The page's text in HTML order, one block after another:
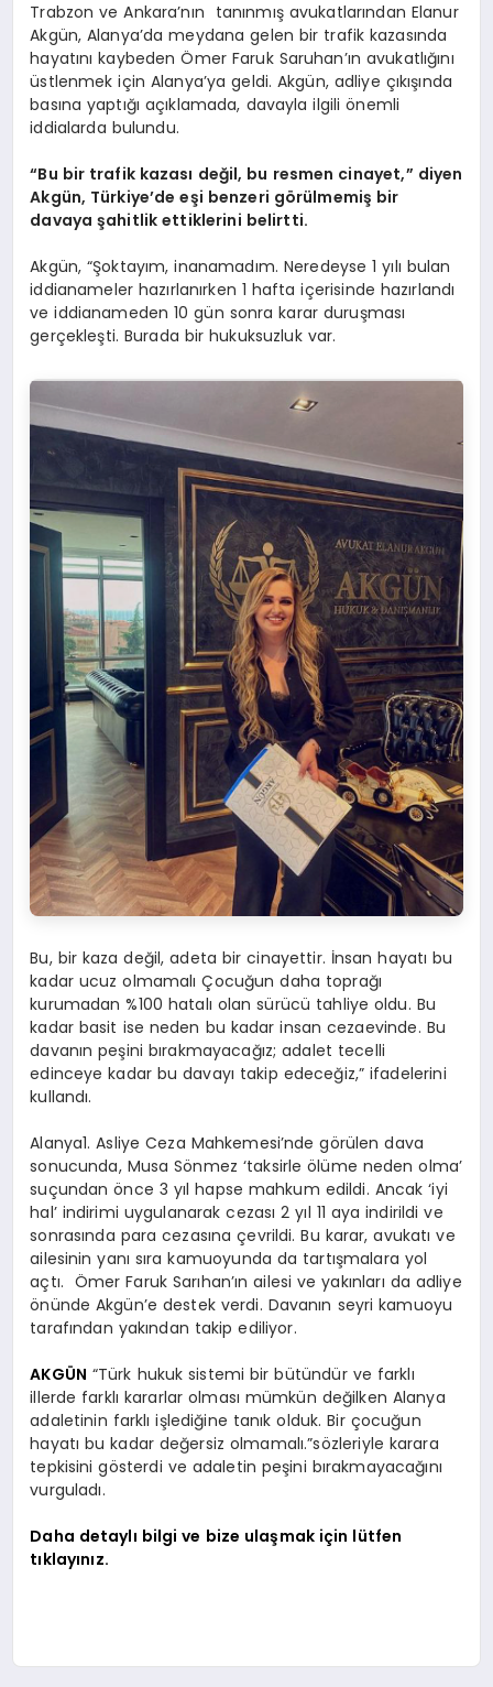
Trabzon ve Ankara’nın tanınmış avukatlarından Elanur
Akgün, Alanya’da meydana gelen bir trafik kazasında
hayatını kaybeden Ömer Faruk Saruhan’ın avukatlığını
üstlenmek için Alanya’ya geldi. Akgün, adliye çıkışında
basına yaptığı açıklamada, davayla ilgili önemli
iddialarda bulundu.
“Bu bir trafik kazası değil, bu resmen cinayet,” diyen
Akgün, Türkiye’de eşi benzeri görülmemiş bir
davaya şahitlik ettiklerini belirtti.
Akgün, “Şoktayım, inanamadım. Neredeyse 1 yılı bulan
iddianameler hazırlanırken 1 hafta içerisinde hazırlandı
ve iddianameden 10 gün sonra karar duruşması
gerçekleşti. Burada bir hukuksuzluk var.
Bu, bir kaza değil, adeta bir cinayettir. İnsan hayatı bu
kadar ucuz olmamalı Çocuğun daha toprağı
kurumadan %100 hatalı olan sürücü tahliye oldu. Bu
kadar basit ise neden bu kadar insan cezaevinde. Bu
davanın peşini bırakmayacağız; adalet tecelli
edinceye kadar bu davayı takip edeceğiz,” ifadelerini
kullandı.
Alanya1. Asliye Ceza Mahkemesi’nde görülen dava
sonucunda, Musa Sönmez ‘taksirle ölüme neden olma’
suçundan önce 3 yıl hapse mahkum edildi. Ancak ‘iyi
hal’ indirimi uygulanarak cezası 2 yıl 11 aya indirildi ve
sonrasında para cezasına çevrildi. Bu karar, avukatı ve
ailesinin yanı sıra kamuoyunda da tartışmalara yol
açtı. Ömer Faruk Sarıhan’ın ailesi ve yakınları da adliye
önünde Akgün’e destek verdi. Davanın seyri kamuoyu
tarafından yakından takip ediliyor.
AKGÜN “Türk hukuk sistemi bir bütündür ve farklı
illerde farklı kararlar olması mümkün değilken Alanya
adaletinin farklı işlediğine tanık olduk. Bir çocuğun
hayatı bu kadar değersiz olmamalı.”sözleriyle karara
tepkisini gösterdi ve adaletin peşini bırakmayacağını
vurguladı.
Daha detaylı bilgi ve bize ulaşmak için lütfen
tıklayınız.